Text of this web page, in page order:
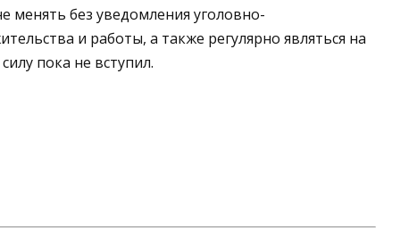
менять без уведомления уголовно-
и работы, а также регулярно являться на
пока не вступил.